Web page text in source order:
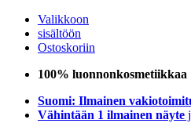
Valikkoon
sisältöön
Ostoskoriin
100% luonnonkosmetiikkaa
Suomi: Ilmainen
Vähintään 1 ilmainen näyte